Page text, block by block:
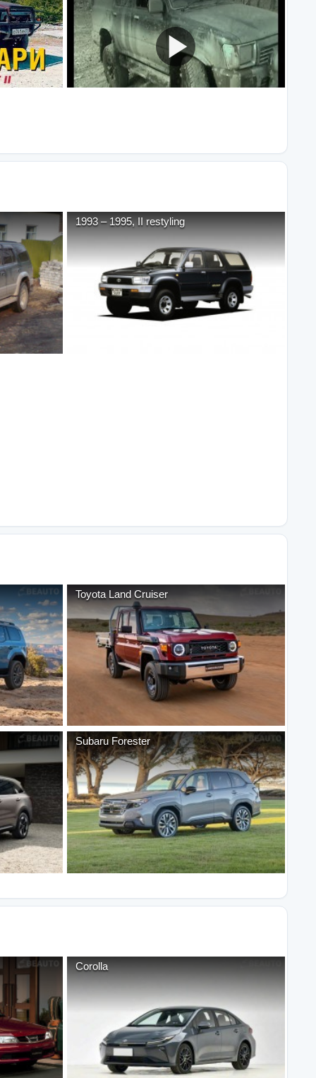
1993–1995,II restyling
Toyota Land Cruiser
Subaru Forester
Corolla